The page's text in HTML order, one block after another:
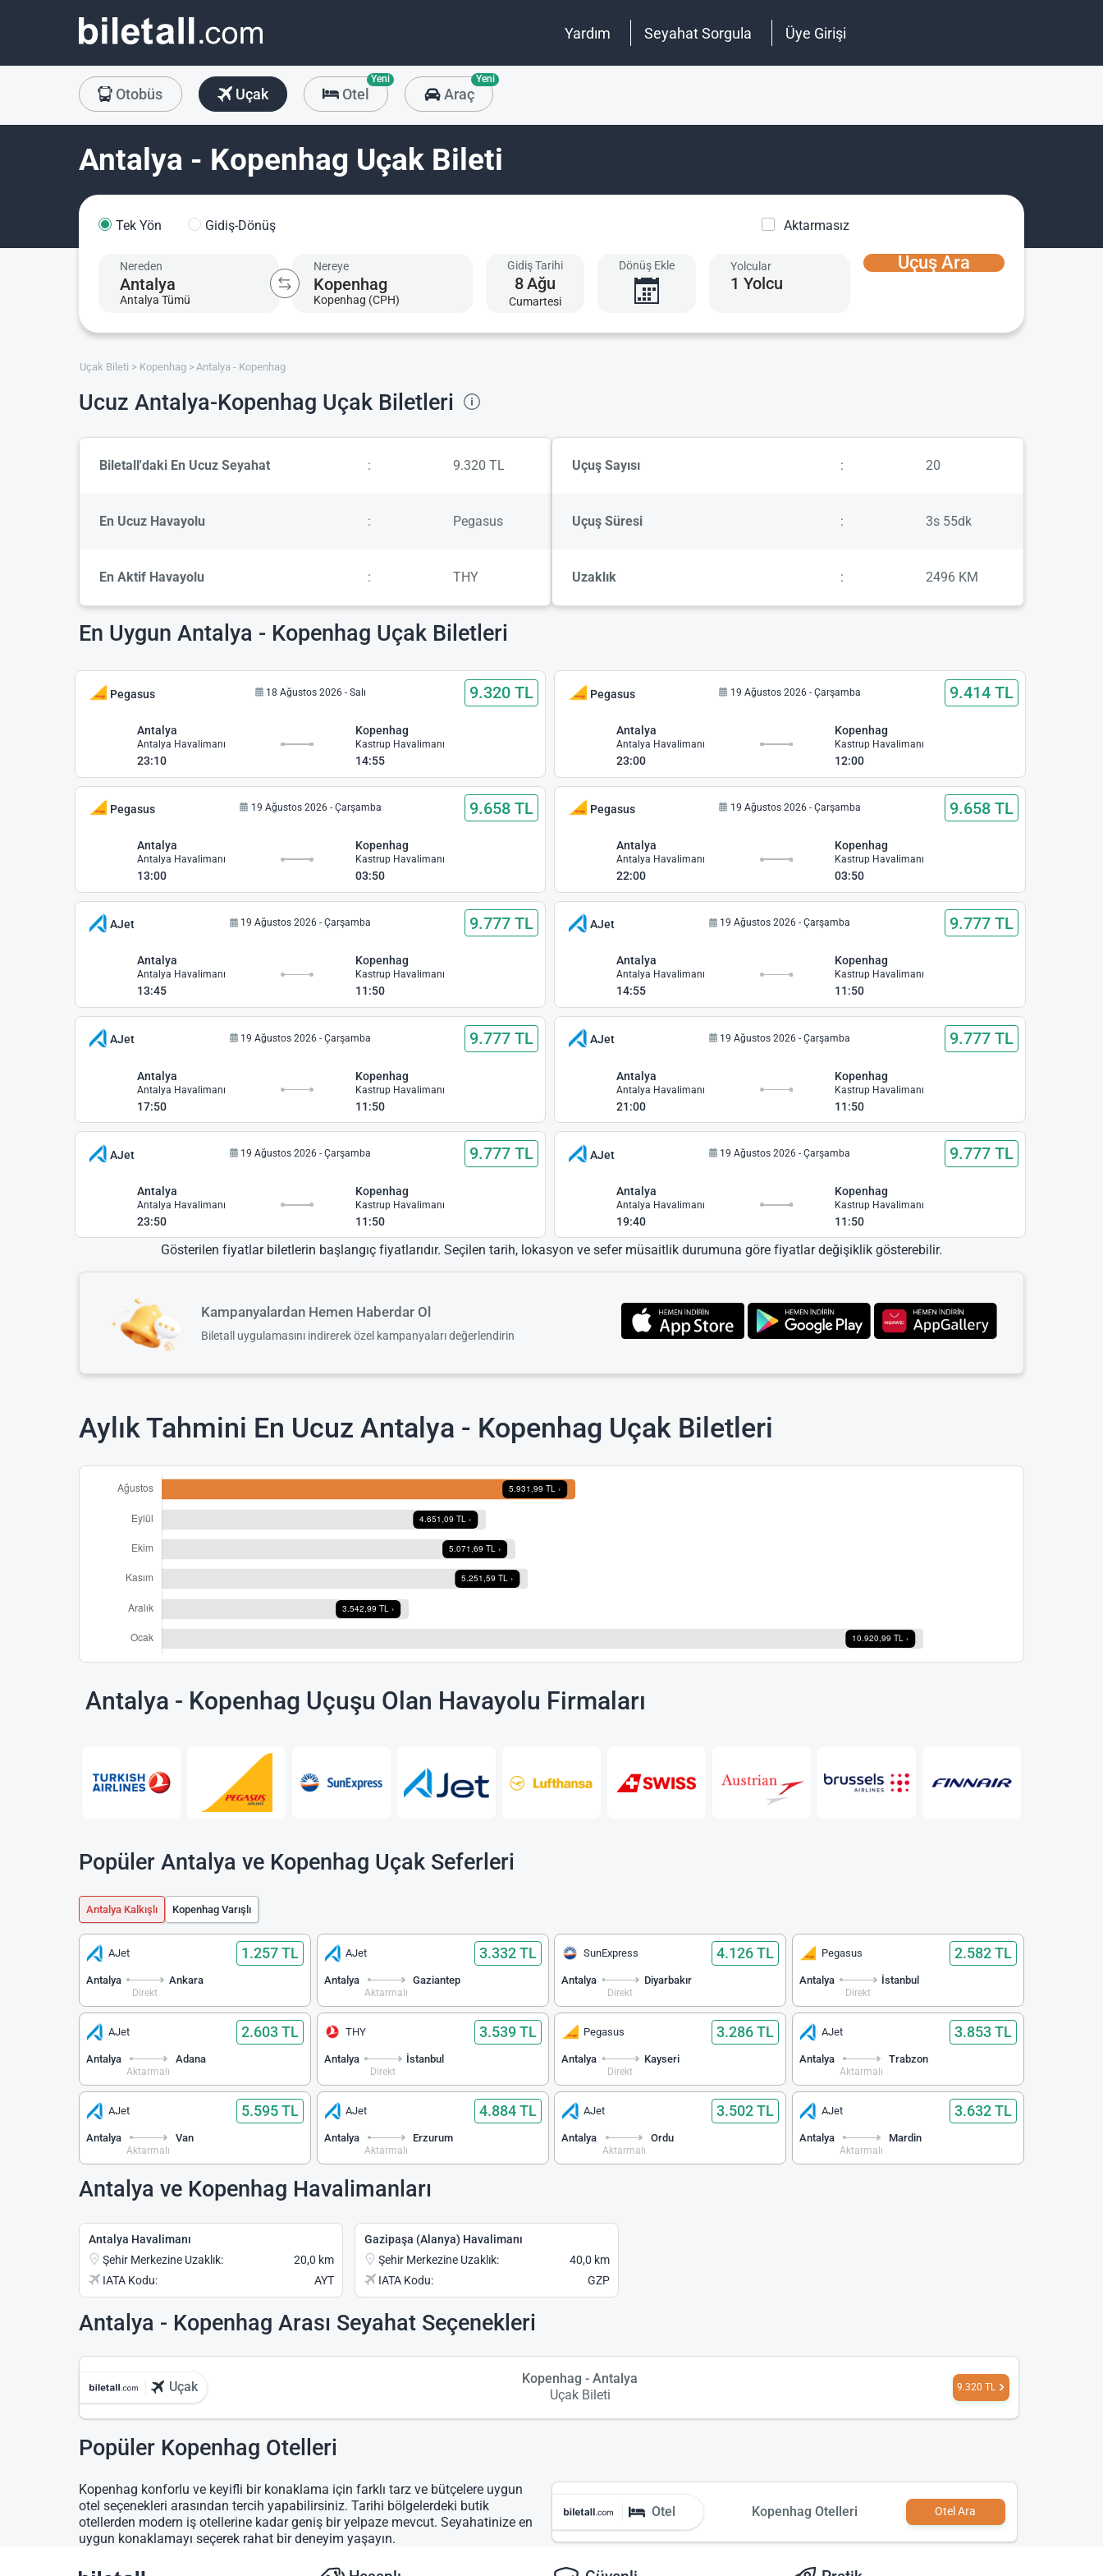
Yardım Seyahat Sorgula Üye Girişi
Otobüs Uçak Otel
Yeni
Araç
Yeni
Antalya - Kopenhag Uçak Bileti
Tek Yön Gidiş-Dönüş Aktarmasız
Nereden
Antalya Tümü
Nereye
Kopenhag (CPH)
Gidiş Tarihi
8Ağu
Cumartesi
Dönüş Ekle Yolcular
1 Yolcu
Uçuş Ara
Uçak Bileti Kopenhag Antalya - Kopenhag
Ucuz Antalya-Kopenhag Uçak Biletleri
Biletall'daki En Ucuz Seyahat : 9.320 TL
En Ucuz Havayolu : Pegasus
En Aktif Havayolu : THY
Uçuş Sayısı : 20
Uçuş Süresi : 3s 55dk
Uzaklık : 2496 KM
En Uygun Antalya - Kopenhag Uçak Biletleri
Pegasus 18 Ağustos 2026 - Salı 9.320 TL
Antalya
Antalya Havalimanı
23:10
Kopenhag
Kastrup Havalimanı
14:55
Pegasus 19 Ağustos 2026 - Çarşamba 9.414 TL
Antalya
Antalya Havalimanı
23:00
Kopenhag
Kastrup Havalimanı
12:00
Pegasus 19 Ağustos 2026 - Çarşamba 9.658 TL
Antalya
Antalya Havalimanı
13:00
Kopenhag
Kastrup Havalimanı
03:50
Pegasus 19 Ağustos 2026 - Çarşamba 9.658 TL
Antalya
Antalya Havalimanı
22:00
Kopenhag
Kastrup Havalimanı
03:50
AJet 19 Ağustos 2026 - Çarşamba 9.777 TL
Antalya
Antalya Havalimanı
13:45
Kopenhag
Kastrup Havalimanı
11:50
AJet 19 Ağustos 2026 - Çarşamba 9.777 TL
Antalya
Antalya Havalimanı
14:55
Kopenhag
Kastrup Havalimanı
11:50
AJet 19 Ağustos 2026 - Çarşamba 9.777 TL
Antalya
Antalya Havalimanı
17:50
Kopenhag
Kastrup Havalimanı
11:50
AJet 19 Ağustos 2026 - Çarşamba 9.777 TL
Antalya
Antalya Havalimanı
21:00
Kopenhag
Kastrup Havalimanı
11:50
AJet 19 Ağustos 2026 - Çarşamba 9.777 TL
Antalya
Antalya Havalimanı
23:50
Kopenhag
Kastrup Havalimanı
11:50
AJet 19 Ağustos 2026 - Çarşamba 9.777 TL
Antalya
Antalya Havalimanı
19:40
Kopenhag
Kastrup Havalimanı
11:50
Gösterilen fiyatlar biletlerin başlangıç fiyatlarıdır. Seçilen tarih, lokasyon ve sefer müsaitlik durumuna göre fiyatlar değişiklik gösterebilir.
Kampanyalardan Hemen Haberdar Ol
Biletall uygulamasını indirerek özel kampanyaları değerlendirin
Aylık Tahmini En Ucuz Antalya - Kopenhag Uçak Biletleri
Antalya - Kopenhag Uçuşu Olan Havayolu Firmaları
Popüler Antalya ve Kopenhag Uçak Seferleri
Antalya Kalkışlı Kopenhag Varışlı
AJet 1.257 TL
Antalya
Direkt
Ankara
AJet 3.332 TL
Antalya
Aktarmalı
Gaziantep
SunExpress 4.126 TL
Antalya
Direkt
Diyarbakır
Pegasus 2.582 TL
Antalya
Direkt
İstanbul
AJet 2.603 TL
Antalya
Aktarmalı
Adana
THY 3.539 TL
Antalya
Direkt
İstanbul
Pegasus 3.286 TL
Antalya
Direkt
Kayseri
AJet 3.853 TL
Antalya
Aktarmalı
Trabzon
AJet 5.595 TL
Antalya
Aktarmalı
Van
AJet 4.884 TL
Antalya
Aktarmalı
Erzurum
AJet 3.502 TL
Antalya
Aktarmalı
Ordu
AJet 3.632 TL
Antalya
Aktarmalı
Mardin
Antalya ve Kopenhag Havalimanları
Antalya Havalimanı
Şehir Merkezine Uzaklık:
20,0 km
IATA Kodu:
AYT
Gazipaşa (Alanya) Havalimanı
Şehir Merkezine Uzaklık:
40,0 km
IATA Kodu:
GZP
Antalya - Kopenhag Arası Seyahat Seçenekleri
Uçak
Kopenhag - Antalya
Uçak Bileti
9.320 TL
Popüler Kopenhag Otelleri
Kopenhag konforlu ve keyifli bir konaklama için farklı tarz ve bütçelere uygun
otel seçenekleri arasından tercih yapabilirsiniz. Tarihi bölgelerdeki butik
otellerden modern iş otellerine kadar geniş bir yelpaze mevcut. Seyahatinize en
uygun konaklamayı seçerek rahat bir deneyim yaşayın.
Otel Kopenhag Otelleri Otel Ara